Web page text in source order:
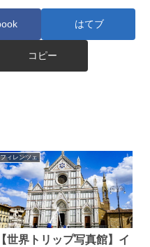
はてブ
コピー
フィレンツェ
【世界トリップ写真館】イ